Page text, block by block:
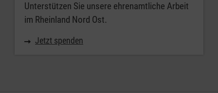
Unterstützen Sie unsere ehrenamtliche Arbeit
im Rheinland Nord Ost.
Jetzt spenden